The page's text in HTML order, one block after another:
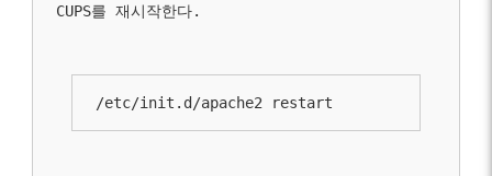
CUPS를 재시작한다.
/etc/init.d/apache2 restart